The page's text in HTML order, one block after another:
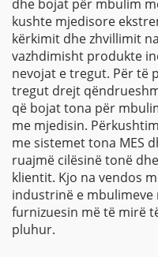
dhe bojat për mbulim
kushte mjedisore
kërkimit dhe zhvillimit
vazhdimisht produkte
nevojat e tregut. Për të
tregut drejt
që bojat tona për
me mjedisin.
me sistemet tona MES
ruajmë cilësinë tonë
klientit. Kjo na vendos
industrinë e
furnizuesin më të mirë
pluhur.